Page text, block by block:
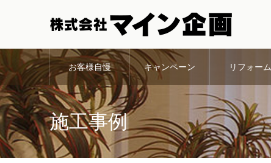
お客様自慢 キャンペーン リフォーム
施工事例